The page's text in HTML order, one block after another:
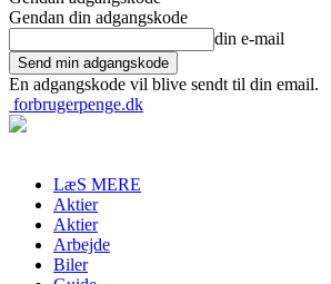
Gendan din adgangskode
din e-mail
En adgangskode vil blive sendt til din email.
forbrugerpenge.dk
LæS MERE
Aktier
Aktier
Arbejde
Biler